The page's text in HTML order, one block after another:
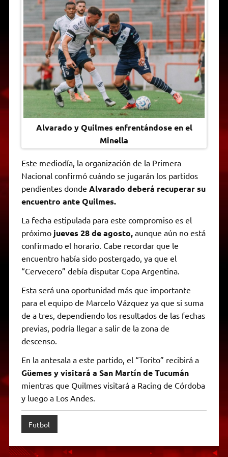
A
p
p
g
r
m
e
r
e
b
o
o
k
s
e
n
g
e
r
y
L
i
n
k
i
l
n
t
F
r
i
e
n
d
l
y
Alvarado y Quilmes enfrentándose en el
Minella
Este mediodía, la organización de la Primera
Nacional confirmó cuándo se jugarán los partidos
pendientes donde Alvarado deberá recuperar su
encuentro ante Quilmes.
La fecha estipulada para este compromiso es el
próximo jueves 28 de agosto, aunque aún no está
confirmado el horario. Cabe recordar que le
encuentro había sido postergado, ya que el
“Cervecero” debía disputar Copa Argentina.
Esta será una oportunidad más que importante
para el equipo de Marcelo Vázquez ya que si suma
de a tres, dependiendo los resultados de las fechas
previas, podría llegar a salir de la zona de
descenso.
En la antesala a este partido, el “Torito” recibirá a
Güemes y visitará a San Martín de Tucumán
mientras que Quilmes visitará a Racing de Córdoba
y luego a Los Andes.
Futbol